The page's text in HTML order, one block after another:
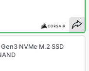
NVMe M.2 SSD